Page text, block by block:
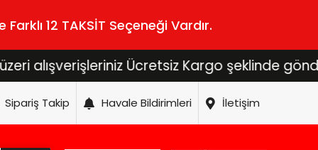
12 TAKSİT Seçeneği Vardır.
Ücretsiz Kargo şeklinde
Sipariş Takip Havale Bildirimleri İletişim